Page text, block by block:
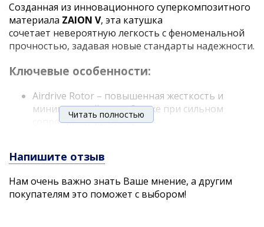
Созданная из инновационного суперкомпозитного
материала ZAION V, эта катушка
сочетает невероятную легкость с феноменальной
прочностью, задавая новые стандарты надежности.
Ключевые особенности:
Airdrive Rotor – повышенная жесткость и
минимальный прогиб даже при сильном
сопротивлении рыбы.
комфортной работы.
обеспечивает плавную подмотку с
уменьшенной точкой инерции тормоза.
Читать полностью
Напишите отзыв
Нам очень важно знать Ваше мнение, а другим
покупателям это поможет с выбором!